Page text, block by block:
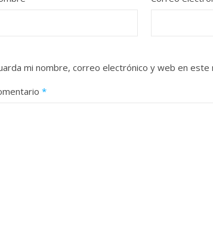
mi nombre, correo electrónico y web en
*